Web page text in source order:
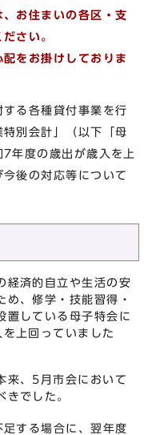
お住まいの各区・支
さい。
をお掛けしておりま
る各種貸付事業を行
別会計」（以下「母
年度の歳出が歳入を上
後の対応等について
経済的自立や生活の安
め、修学・技能習得・
置している母子特会に
上回っていました
来、5月市会において
きでした。
する場合に、翌年度